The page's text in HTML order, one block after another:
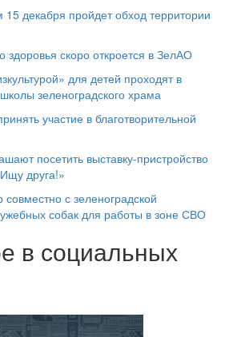
декабря пройдет обход территории
здоровья скоро откроется в ЗелАО
для детей проходят в
зеленоградского храма
участие в благотворительной
посетить выставку-пристройство
друга!»
совместно с зеленоградской
собак для работы в зоне СВО
в социальных